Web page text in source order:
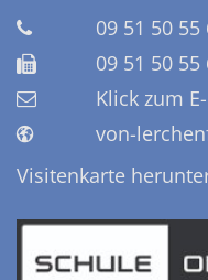
09 51 50 55
09 51 50 55
Klick zum
von-
Visitenkarte